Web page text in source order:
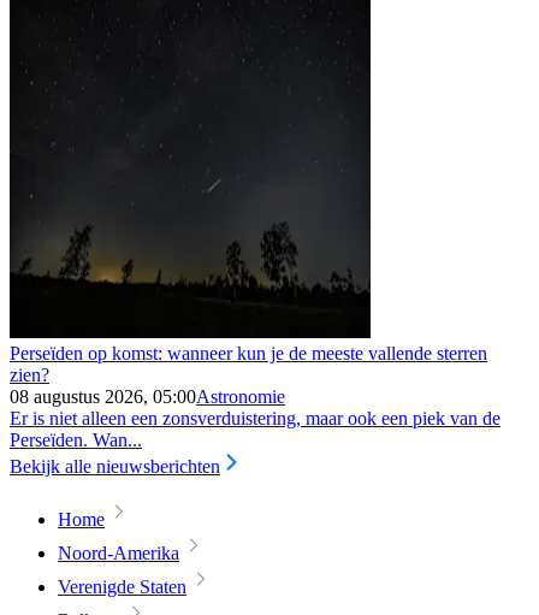
Perseïden op komst: wanneer kun je de meeste vallende sterren
zien?
08 augustus 2026, 05:00Astronomie
Er is niet alleen een zonsverduistering, maar ook een piek van de
Perseïden. Wan...
Bekijk alle nieuwsberichten
Home
Noord-Amerika
Verenigde Staten